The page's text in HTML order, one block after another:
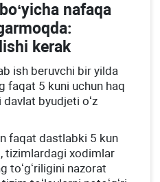
nafaqa
kerak
ish beruvchi bir yilda
faqat 5 kuni uchun haq
byudjeti oʻz
faqat dastlabki 5 kun
tizimlardagi хodimlar
toʻgʻriligini nazorat